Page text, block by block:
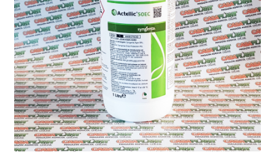
copil
Sere și solarii
Extinde
meniul
copil